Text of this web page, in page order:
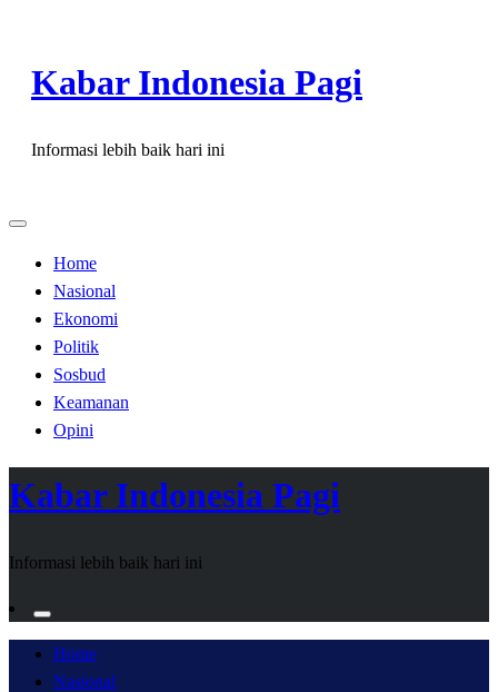
content
Kabar Indonesia Pagi
Informasi lebih baik hari ini
Home
Nasional
Ekonomi
Politik
Sosbud
Keamanan
Opini
Kabar Indonesia Pagi
Informasi lebih baik hari ini
Home
Nasional